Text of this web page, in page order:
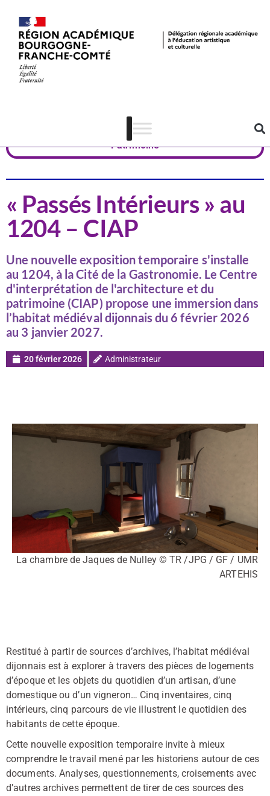
Patrimoine
« Passés Intérieurs » au
1204 – CIAP
Une nouvelle exposition temporaire s'installe
au 1204, à la Cité de la Gastronomie. Le Centre
d'interprétation de l'architecture et du
patrimoine (CIAP) propose une immersion dans
l’habitat médiéval dijonnais du 6 février 2026
au 3 janvier 2027.
20 février 2026 Administrateur
La chambre de Jaques de Nulley © TR /JPG / GF / UMR
ARTEHIS
Restitué à partir de sources d’archives, l’habitat médiéval
dijonnais est à explorer à travers des pièces de logements
d’époque et les objets du quotidien d’un artisan, d’une
domestique ou d’un vigneron… Cinq inventaires, cinq
intérieurs, cinq parcours de vie illustrent le quotidien des
habitants de cette époque.
Cette nouvelle exposition temporaire invite à mieux
comprendre le travail mené par les historiens autour de ces
documents. Analyses, questionnements, croisements avec
d’autres archives permettent de tirer de ces sources des